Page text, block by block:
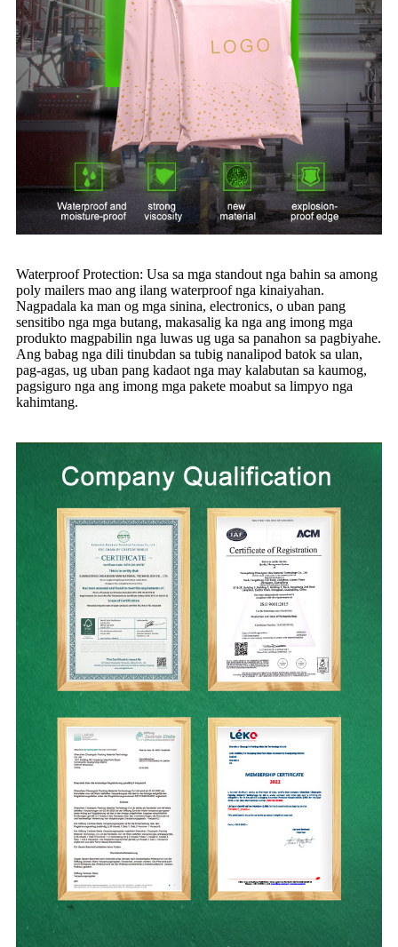
Waterproof Protection: Usa sa mga standout nga bahin sa among
poly mailers mao ang ilang waterproof nga kinaiyahan.
Nagpadala ka man og mga sinina, electronics, o uban pang
sensitibo nga mga butang, makasalig ka nga ang imong mga
produkto magpabilin nga luwas ug uga sa panahon sa pagbiyahe.
Ang babag nga dili tinubdan sa tubig nanalipod batok sa ulan,
pag-agas, ug uban pang kadaot nga may kalabutan sa kaumog,
pagsiguro nga ang imong mga pakete moabut sa limpyo nga
kahimtang.